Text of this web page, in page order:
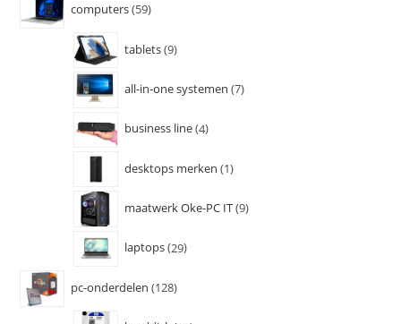
computers 59
tablets 9
all-in-one systemen 7
business line 4
desktops merken 1
maatwerk Oke-PC IT 9
laptops 29
pc-onderdelen 128